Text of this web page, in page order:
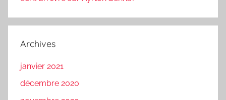
Archives
janvier 2021
décembre 2020